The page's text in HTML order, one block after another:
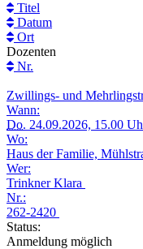
Titel
Datum
Ort
Dozenten
Nr.
Zwillings- und
Wann:
Do. 24.09.2026, 15.00
Wo:
Haus der Familie,
Wer:
Trinkner Klara
Nr.:
262-2420
Status:
Anmeldung möglich